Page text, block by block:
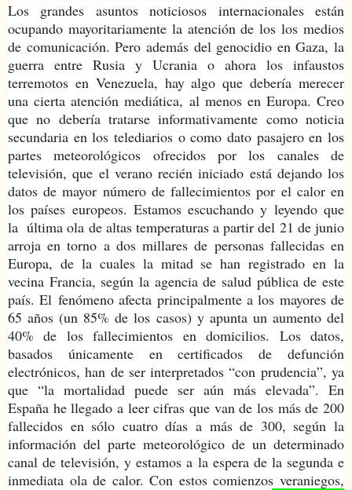
Los grandes asuntos noticiosos internacionales están
ocupando mayoritariamente la atención de los los medios
de comunicación. Pero además del genocidio en Gaza, la
guerra entre Rusia y Ucrania o ahora los infaustos
terremotos en Venezuela, hay algo que debería merecer
una cierta atención mediática, al menos en Europa. Creo
que no debería tratarse informativamente como noticia
secundaria en los telediarios o como dato pasajero en los
partes meteorológicos ofrecidos por los canales de
televisión, que el verano recién iniciado está dejando los
datos de mayor número de fallecimientos por el calor en
los países europeos. Estamos escuchando y leyendo que
la última ola de altas temperaturas a partir del 21 de junio
arroja en torno a dos millares de personas fallecidas en
Europa, de la cuales la mitad se han registrado en la
vecina Francia, según la agencia de salud pública de este
país. El fenómeno afecta principalmente a los mayores de
65 años (un 85% de los casos) y apunta un aumento del
40% de los fallecimientos en domicilios. Los datos,
basados únicamente en certificados de defunción
electrónicos, han de ser interpretados “con prudencia”, ya
que “la mortalidad puede ser aún más elevada”. En
España he llegado a leer cifras que van de los más de 200
fallecidos en sólo cuatro días a más de 300, según la
información del parte meteorológico de un determinado
canal de televisión, y estamos a la espera de la segunda e
inmediata ola de calor. Con estos comienzos veraniegos,